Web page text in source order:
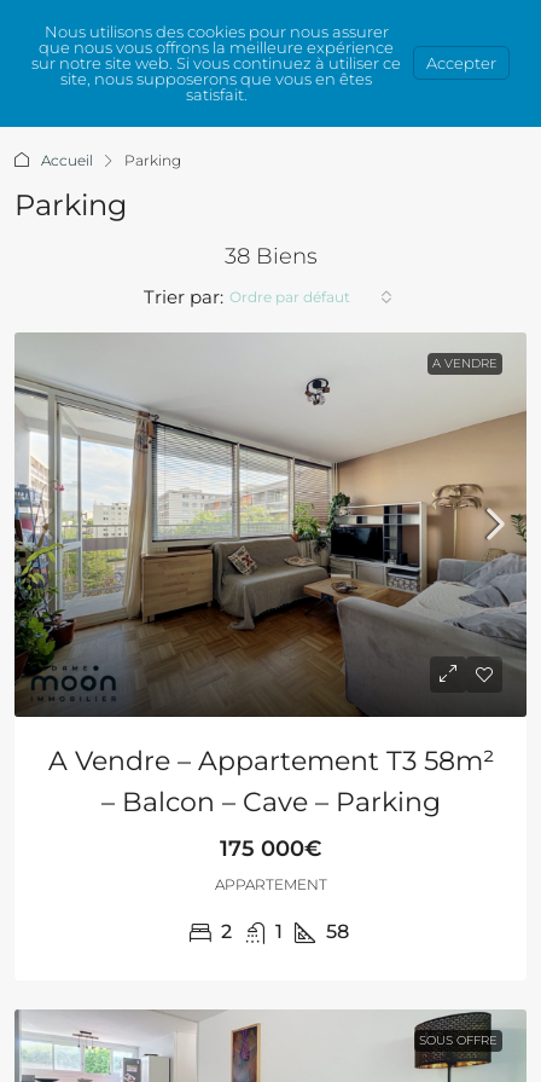
Accueil Parking
Parking
38 Biens
Trier par: Ordre par défaut
A VENDRE
A Vendre – Appartement T3 58m²
– Balcon – Cave – Parking
175 000€
APPARTEMENT
2 1 58
SOUS OFFRE
Nous utilisons des cookies pour nous assurer
que nous vous offrons la meilleure expérience
sur notre site web. Si vous continuez à utiliser ce
site, nous supposerons que vous en êtes
satisfait.
Accepter